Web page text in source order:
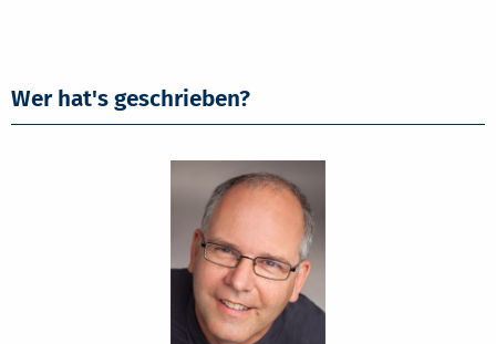
Wer hat's geschrieben?